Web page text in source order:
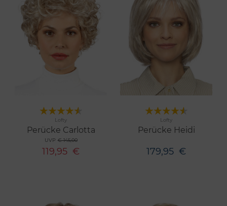
Lofty
Perücke Carlotta
UVP € 145,00
119,95 €
Lofty
Perücke Heidi
179,95 €